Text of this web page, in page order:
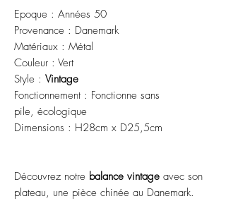
Epoque : Années 50
Provenance : Danemark
Matériaux : Métal
Couleur : Vert
Style : Vintage
Fonctionnement : Fonctionne sans
pile, écologique
Dimensions : H28cm x D25,5cm
Découvrez notre balance vintage avec son
plateau, une pièce chinée au Danemark.